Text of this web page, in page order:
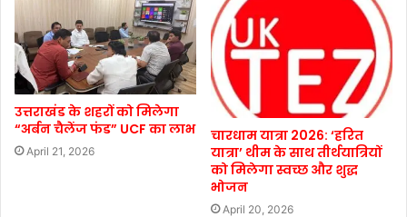
उत्तराखंड के शहरों को मिलेगा
“अर्बन चैलेंज फंड” UCF का लाभ
April 21, 2026
चारधाम यात्रा 2026: ‘हरित
यात्रा’ थीम के साथ तीर्थयात्रियों
को मिलेगा स्वच्छ और शुद्ध
भोजन
April 20, 2026